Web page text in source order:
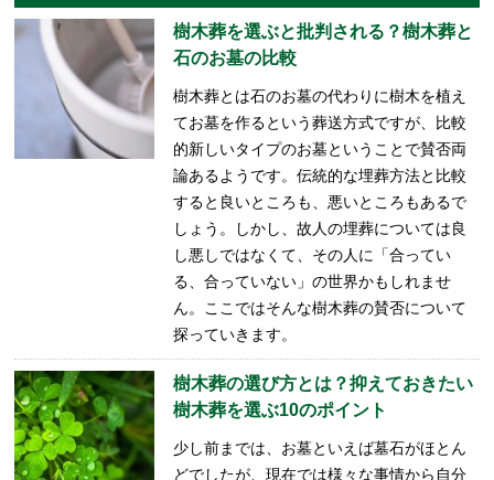
樹木葬を選ぶと批判される？樹木葬と
石のお墓の比較
樹木葬とは石のお墓の代わりに樹木を植え
てお墓を作るという葬送方式ですが、比較
的新しいタイプのお墓ということで賛否両
論あるようです。伝統的な埋葬方法と比較
すると良いところも、悪いところもあるで
しょう。しかし、故人の埋葬については良
し悪しではなくて、その人に「合ってい
る、合っていない」の世界かもしれませ
ん。ここではそんな樹木葬の賛否について
探っていきます。
樹木葬の選び方とは？抑えておきたい
樹木葬を選ぶ10のポイント
少し前までは、お墓といえば墓石がほとん
どでしたが、現在では様々な事情から自分